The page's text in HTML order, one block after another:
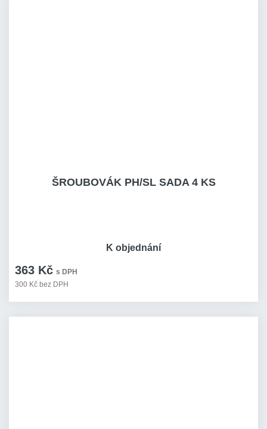
ŠROUBOVÁK PH/SL SADA 4 KS
363 Kč s DPH
300 Kč bez DPH
K objednání